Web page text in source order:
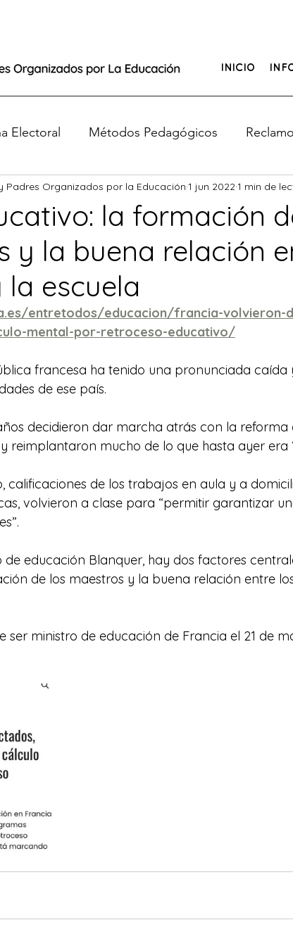
INICIO
Electoral Métodos Pedagógicos
de Educación ¿Tus hijos no tienen clases?
la formación
y la buena relación
escuela
Padres Organizados por la Educación 1 jun 2022 1 min de
entretodos/educacion/francia-volvieron-
mental-por-retroceso-educativo/
francesa ha tenido una pronunciada caída
de ese país.
decidieron dar marcha atrás con la reforma
reimplantaron mucho de lo que hasta ayer era
calificaciones de los trabajos en aula y a
volvieron a clase para “permitir garantizar
de educación Blanquer, hay dos factores
de los maestros y la buena relación entre
ministro de educación de Francia el 21 de